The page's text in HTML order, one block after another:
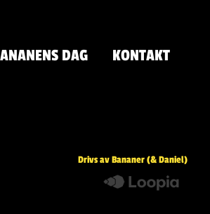
DAG KONTAKT
Drivs av Bananer (& Daniel)